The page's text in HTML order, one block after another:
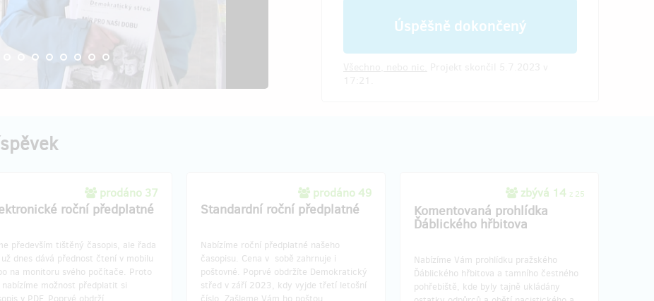
Úspěšně dokončený
prodáno 37
roční předplatné
především tištěný časopis, ale řada
dnes dává přednost čtení v mobilu
na monitoru svého počítače. Proto
nabízíme možnost předplatit si
v PDF. Poprvé obdrží
prodáno 49
Standardní roční předplatné
Nabízíme roční předplatné našeho
časopisu. Cena v sobě zahrnuje i
poštovné. Poprvé obdržíte Demokratický
střed v září 2023, kdy vyjde třetí letošní
číslo. Zašleme Vám ho poštou.
zbývá 14 z 25
Komentovaná prohlídka
Ďáblického hřbitova
Nabízíme Vám prohlídku pražského
Ďáblického hřbitova a tamního čestného
pohřebiště, kde byly tajně ukládány